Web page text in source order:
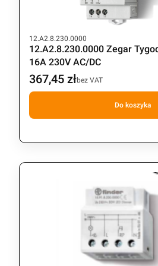
Kod produktu
12.A2.8.230.0000
12.A2.8.230.0000 Zegar
16A 230V AC/DC
Cena
367,45 złbez VAT
Do koszyka